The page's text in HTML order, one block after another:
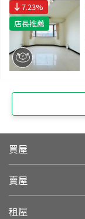
7.23%
店長推薦
買屋
賣屋
租屋